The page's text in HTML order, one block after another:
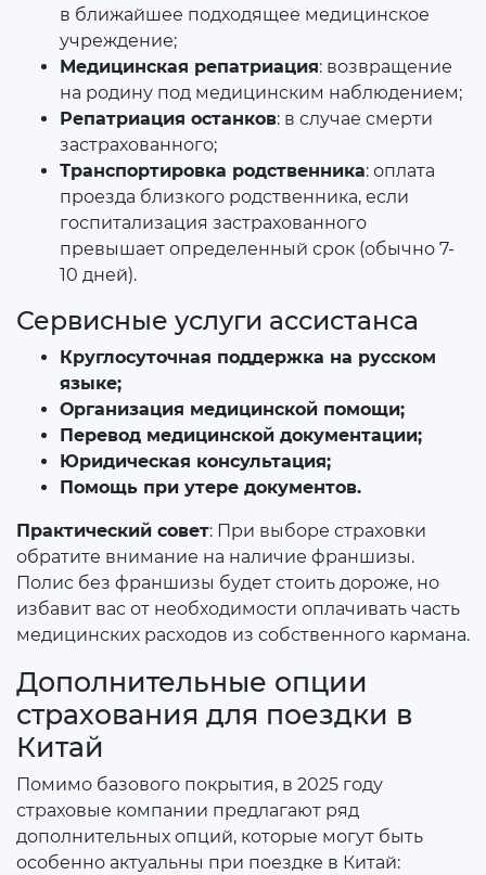
в ближайшее подходящее медицинское
учреждение;
Медицинская репатриация: возвращение
на родину под медицинским наблюдением;
Репатриация останков: в случае смерти
застрахованного;
Транспортировка родственника: оплата
проезда близкого родственника, если
госпитализация застрахованного
превышает определенный срок (обычно 7-
10 дней).
Сервисные услуги ассистанса
Круглосуточная поддержка на русском
языке;
Организация медицинской помощи;
Перевод медицинской документации;
Юридическая консультация;
Помощь при утере документов.
Практический совет: При выборе страховки
обратите внимание на наличие франшизы.
Полис без франшизы будет стоить дороже, но
избавит вас от необходимости оплачивать часть
медицинских расходов из собственного кармана.
Дополнительные опции
страхования для поездки в
Китай
Помимо базового покрытия, в 2025 году
страховые компании предлагают ряд
дополнительных опций, которые могут быть
особенно актуальны при поездке в Китай: